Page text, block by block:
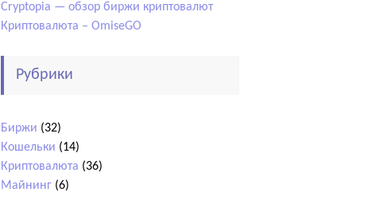
Cryptopia — обзор биржи криптовалют
Криптовалюта – OmiseGO
Рубрики
Биржи (32)
Кошельки (14)
Криптовалюта (36)
Майнинг (6)